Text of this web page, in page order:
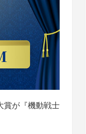
賞が『機動戦士